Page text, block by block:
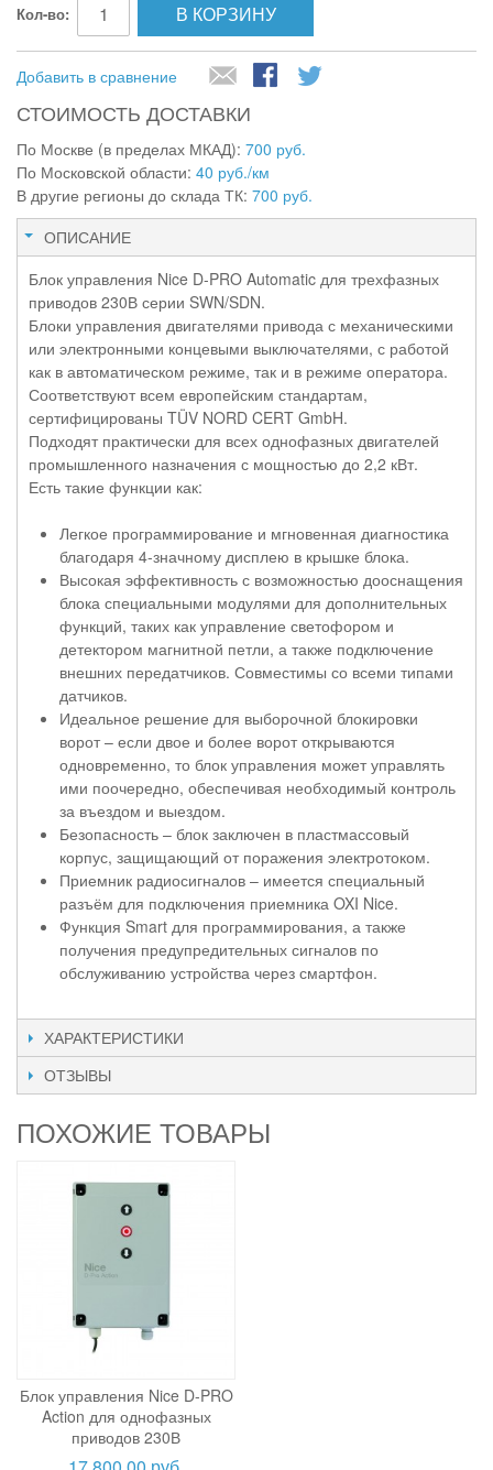
Кол-во: В КОРЗИНУ
Добавить в сравнение
СТОИМОСТЬ ДОСТАВКИ
По Москве (в пределах МКАД): 700 руб.
По Московской области: 40 руб./км
В другие регионы до склада ТК: 700 руб.
ОПИСАНИЕ
Блок управления Nice D-PRO Automatic для трехфазных
приводов 230В серии SWN/SDN.
Блоки управления двигателями привода с механическими
или электронными концевыми выключателями, с работой
как в автоматическом режиме, так и в режиме оператора.
Соответствуют всем европейским стандартам,
сертифицированы TÜV NORD CERT GmbH.
Подходят практически для всех однофазных двигателей
промышленного назначения с мощностью до 2,2 кВт.
Есть такие функции как:
Легкое программирование и мгновенная диагностика
благодаря 4-значному дисплею в крышке блока.
Высокая эффективность с возможностью дооснащения
блока специальными модулями для дополнительных
функций, таких как управление светофором и
детектором магнитной петли, а также подключение
внешних передатчиков. Совместимы со всеми типами
датчиков.
Идеальное решение для выборочной блокировки
ворот – если двое и более ворот открываются
одновременно, то блок управления может управлять
ими поочередно, обеспечивая необходимый контроль
за въездом и выездом.
Безопасность – блок заключен в пластмассовый
корпус, защищающий от поражения электротоком.
Приемник радиосигналов – имеется специальный
разъём для подключения приемника OXI Nice.
Функция Smart для программирования, а также
получения предупредительных сигналов по
обслуживанию устройства через смартфон.
ХАРАКТЕРИСТИКИ
ОТЗЫВЫ
ПОХОЖИЕ ТОВАРЫ
Блок управления Nice D-PRO
Action для однофазных
приводов 230В